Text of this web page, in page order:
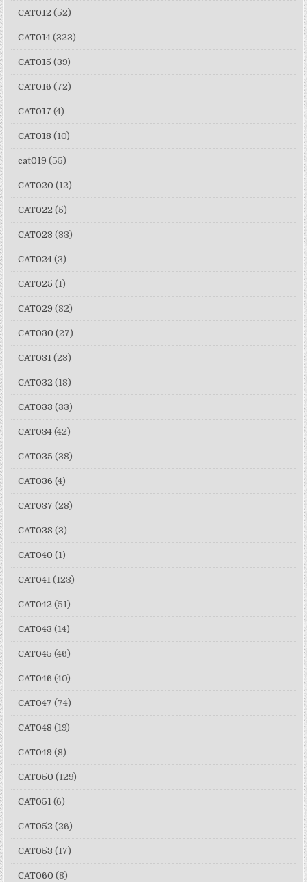
CAT012 (52)
CAT014 (323)
CAT015 (39)
CAT016 (72)
CAT017 (4)
CAT018 (10)
cat019 (55)
CAT020 (12)
CAT022 (5)
CAT023 (33)
CAT024 (3)
CAT025 (1)
CAT029 (82)
CAT030 (27)
CAT031 (23)
CAT032 (18)
CAT033 (33)
CAT034 (42)
CAT035 (38)
CAT036 (4)
CAT037 (28)
CAT038 (3)
CAT040 (1)
CAT041 (123)
CAT042 (51)
CAT043 (14)
CAT045 (46)
CAT046 (40)
CAT047 (74)
CAT048 (19)
CAT049 (8)
CAT050 (129)
CAT051 (6)
CAT052 (26)
CAT053 (17)
CAT060 (8)